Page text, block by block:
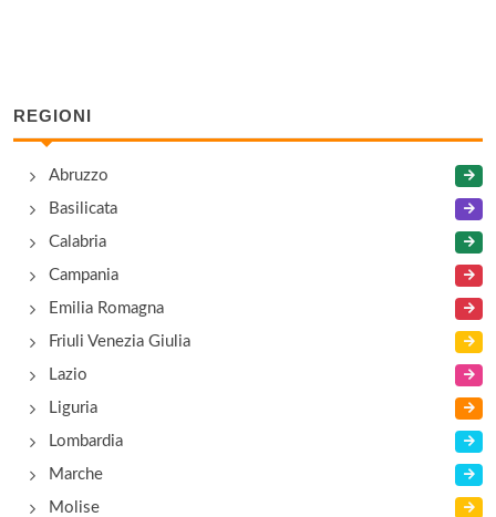
Biondo
via Giosuè Carducci 15, Palermo
Borgo Blu
via Volturno 40/44, Palermo
Da Calogero
REGIONI
Abruzzo
Basilicata
Calabria
Campania
Emilia Romagna
Friuli Venezia Giulia
Lazio
Liguria
Lombardia
Marche
Molise